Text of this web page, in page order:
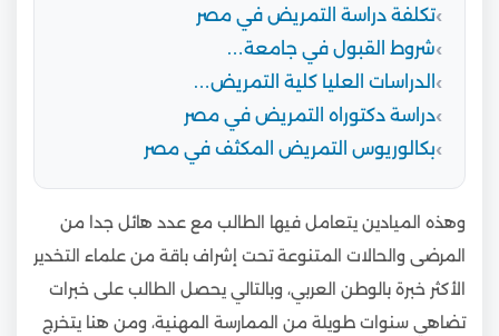
تكلفة دراسة التمريض في مصر
شروط القبول في جامعة…
الدراسات العليا كلية التمريض…
دراسة دكتوراه التمريض في مصر
بكالوريوس التمريض المكثف في مصر
وهذه الميادين يتعامل فيها الطالب مع عدد هائل جدا من
المرضى والحالات المتنوعة تحت إشراف باقة من علماء التخدير
الأكثر خبرة بالوطن العربي، وبالتالي يحصل الطالب على خبرات
تضاهي سنوات طويلة من الممارسة المهنية، ومن هنا يتخرج